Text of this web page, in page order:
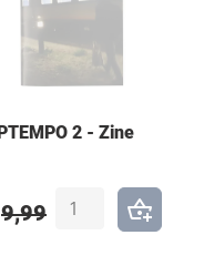
2 - Zine
9,99